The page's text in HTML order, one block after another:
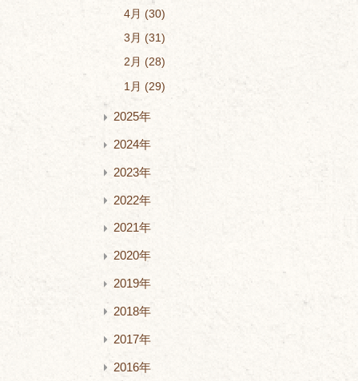
4月
30
3月
31
2月
28
1月
29
2025年
2024年
2023年
2022年
2021年
2020年
2019年
2018年
2017年
2016年